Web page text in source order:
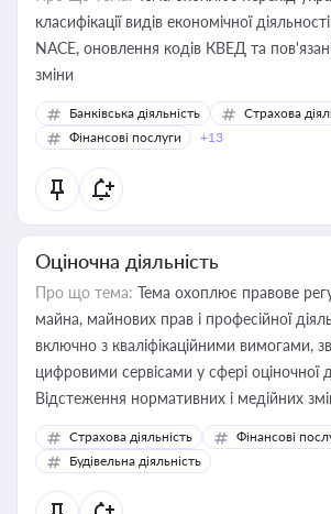
класифікації видів економічної
NACE, оновлення кодів КВЕД та
зміни
Банківська діяльність
Страхова
Фінансові послуги
+13
Оціночна діяльність
Про що тема: Тема охоплює правове
майна, майнових прав і професійної
включно з кваліфікаційними вимогами,
цифровими сервісами у сфері оціночної
Відстеження нормативних і медійних
корисне для власника бізнесу,
бухгалтера під час оподаткування,
державного майна, корпоративних угод і
статусу суб'єктів оціночної діяльності
Страхова діяльність
Фінансові
Будівельна діяльність